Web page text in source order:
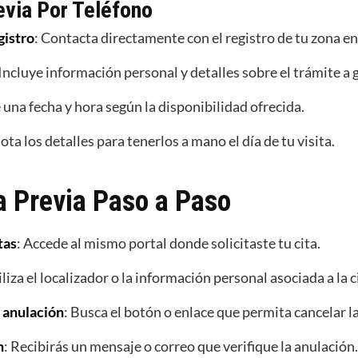
Por Teléfono
: Contacta directamente con el registro de tu zona
información personal y detalles sobre el trámite a
una fecha y hora según la disponibilidad ofrecida.
los detalles para tenerlos a mano el día de tu visita.
Previa Paso a Paso
: Accede al mismo portal donde solicitaste tu cita.
el localizador o la información personal asociada a la
: Busca el botón o enlace que permita cancelar
: Recibirás un mensaje o correo que verifique la anulación.